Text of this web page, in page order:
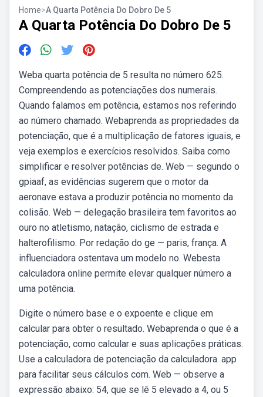
Home>A Quarta Potência Do Dobro De 5
A Quarta Potência Do Dobro De 5
Weba quarta potência de 5 resulta no número 625.
Compreendendo as potenciações dos numerais.
Quando falamos em potência, estamos nos referindo
ao número chamado. Webaprenda as propriedades da
potenciação, que é a multiplicação de fatores iguais, e
veja exemplos e exercícios resolvidos. Saiba como
simplificar e resolver potências de. Web — segundo o
gpiaaf, as evidências sugerem que o motor da
aeronave estava a produzir potência no momento da
colisão. Web — delegação brasileira tem favoritos ao
ouro no atletismo, natação, ciclismo de estrada e
halterofilismo. Por redação do ge — paris, frança. A
influenciadora ostentava um modelo no. Webesta
calculadora online permite elevar qualquer número a
uma potência.
Digite o número base e o expoente e clique em
calcular para obter o resultado. Webaprenda o que é a
potenciação, como calcular e suas aplicações práticas.
Use a calculadora de potenciação da calculadora. app
para facilitar seus cálculos com. Web — observe a
expressão abaixo: 54, que se lê 5 elevado a 4, ou 5